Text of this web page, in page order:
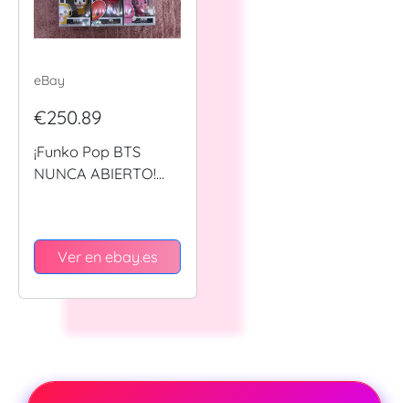
eBay
€250.89
¡Funko Pop BTS
NUNCA ABIERTO!
Ver en ebay.es